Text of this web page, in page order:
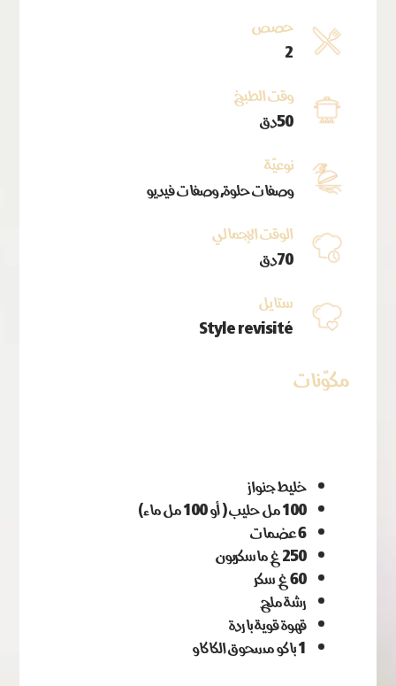
حصص
2
وقت الطبخ
50دق
نوعيّة
وصفات حلوة, وصفات فيديو
الوقت الإجمالي
70دق
ستايل
Style revisité
مكوّنات
خليط جنواز
100 مل حليب ( أو 100 مل ماء)
6 عضمات
250 غ ماسكربون
60 غ سكر
رشة ملح
قهوة قوية باردة
1 باكو مسحوق الكاكاو